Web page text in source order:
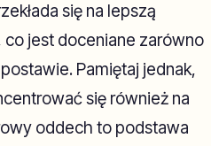
się na lepszą
co jest doceniane zarówno
Pamiętaj jednak,
się również na
oddech to podstawa